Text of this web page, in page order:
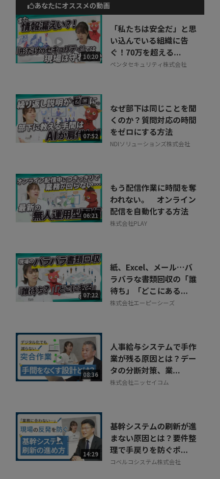
動画でご紹介しているサービスについて
お気軽にご相談・ご質問いただけます！
30秒でお申し込み可能
相談を希望する 無料
あなたにオススメの動画
10:20
「私たちは安全だ」と思
い込んでいる組織に告
ぐ！70万を超える...
ペンタセキュリティ株式会社
07:52
なぜ部下は同じことを聞
くのか？質問対応の時間
をゼロにする方法
NDIソリューションズ株式会社
06:21
もう配信作業に時間を奪
われない。 オンライン
配信を自動化する方法
株式会社PLAY
07:22
紙、Excel、メール…バ
ラバラな書類回収の「誰
待ち」「どこにある...
株式会社エーピーシーズ
08:36
人事給与システムで手作
業が残る原因とは？デー
タの分断対策、業...
株式会社ニッセイコム
14:29
基幹システムの刷新が進
まない原因とは？要件整
理で手戻りを防ぐポ...
コベルコシステム株式会社